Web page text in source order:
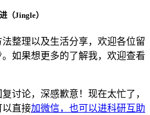
（Jingle）
整理以及生活分享，欢迎各位留
如果想更多的了解我，欢迎查看
讨论，深感歉意！现在太忙了，
以直接加微信，也可以进科研互助